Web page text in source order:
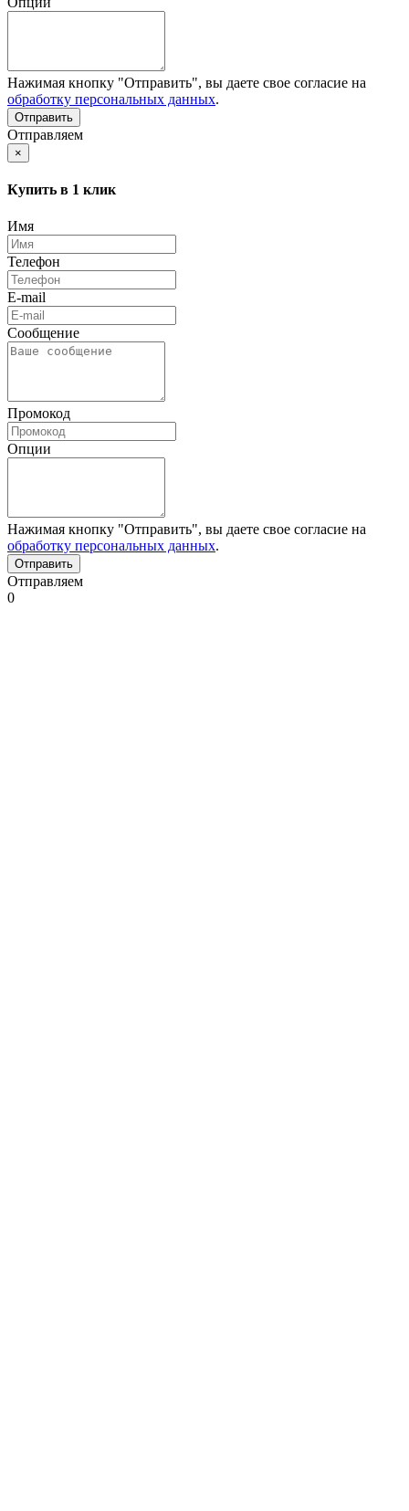
Нажимая кнопку "Отправить", вы даете свое согласие на
обработку персональных данных.
Отправляем
×
Купить в 1 клик
Имя
Телефон
E-mail
Сообщение
Промокод
Опции
Нажимая кнопку "Отправить", вы даете свое согласие на
обработку персональных данных.
Отправляем
0